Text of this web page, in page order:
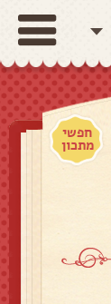
חפשי
מתכון